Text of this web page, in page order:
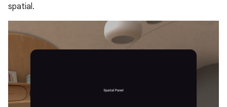
spatial.